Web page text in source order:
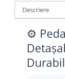
Aparatori noroi
Oglinda
Pompe
Sonerie
Diverse
Saboti Frana
Roti Spate
Frane V-Brake
Descriere
Despre
Tip conținut:
Audiență
⚙️